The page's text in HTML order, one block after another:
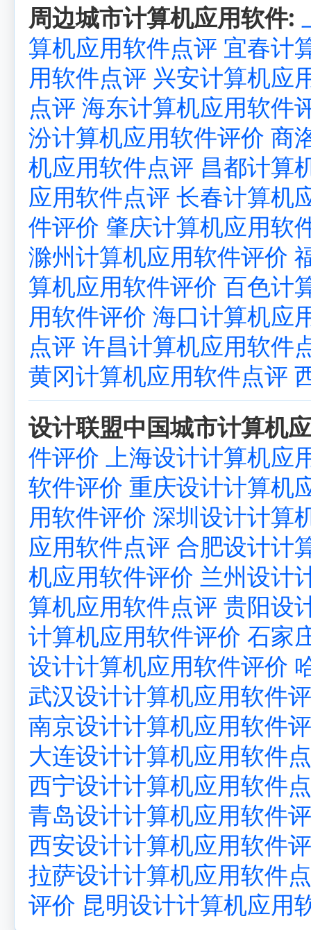
周边城市计算机应用软件:
算机应用软件点评 宜春计
用软件点评 兴安计算机应
点评 海东计算机应用软件
汾计算机应用软件评价 商
机应用软件点评 昌都计算
应用软件点评 长春计算机
件评价 肇庆计算机应用软
滁州计算机应用软件评价
算机应用软件评价 百色计
用软件评价 海口计算机应
点评 许昌计算机应用软件
黄冈计算机应用软件点评
设计联盟中国城市计算机
件评价 上海设计计算机应
软件评价 重庆设计计算机
用软件评价 深圳设计计算
应用软件点评 合肥设计计
机应用软件评价 兰州设计
算机应用软件点评 贵阳设
计算机应用软件评价 石家
设计计算机应用软件评价
武汉设计计算机应用软件
南京设计计算机应用软件
大连设计计算机应用软件
西宁设计计算机应用软件
青岛设计计算机应用软件
西安设计计算机应用软件
拉萨设计计算机应用软件
评价 昆明设计计算机应用